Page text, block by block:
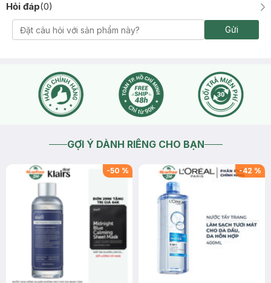
Hỏi đáp(0)
Gửi
GỢI Ý DÀNH RIÊNG CHO BẠN
-50 % -42 %